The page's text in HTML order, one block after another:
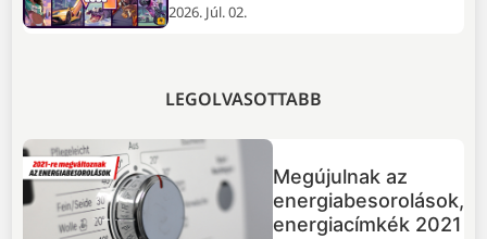
2026. Júl. 02.
LEGOLVASOTTABB
Megújulnak az
energiabesorolások,
energiacímkék 2021